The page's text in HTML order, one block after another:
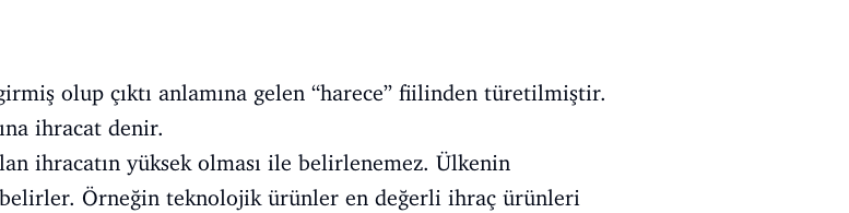
olup çıktı anlamına gelen “harece” fiilinden türetilmiştir.
ihracat denir.
ihracatın yüksek olması ile belirlenemez. Ülkenin
Örneğin teknolojik ürünler en değerli ihraç ürünleri